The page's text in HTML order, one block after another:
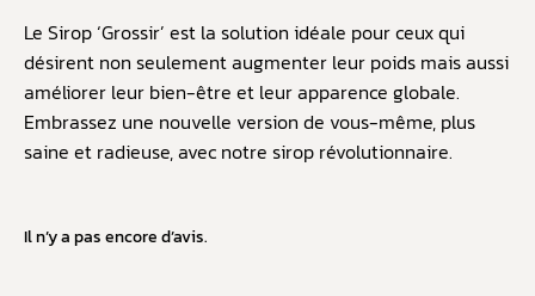
Le Sirop ‘Grossir’ est la solution idéale pour ceux qui
désirent non seulement augmenter leur poids mais aussi
améliorer leur bien-être et leur apparence globale.
Embrassez une nouvelle version de vous-même, plus
saine et radieuse, avec notre sirop révolutionnaire.
Il n’y a pas encore d’avis.